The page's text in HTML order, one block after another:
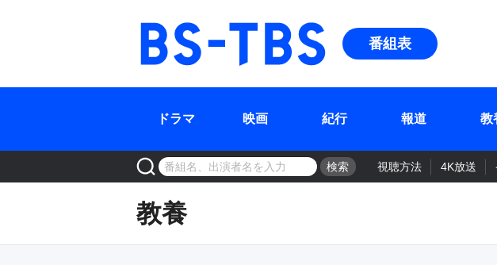
番組表
ドラマ 映画 紀行 報道 教
検索 視聴方法 4K放送
教養